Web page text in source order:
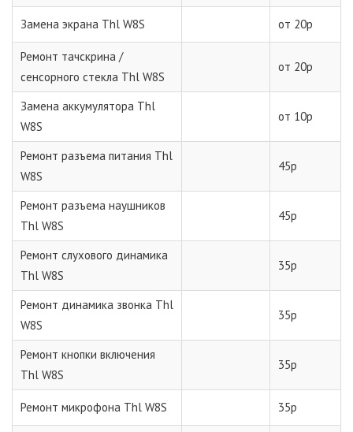
Замена экрана Thl W8S от 20р
Ремонт тачскрина /
сенсорного стекла Thl W8S
от 20р
Замена аккумулятора Thl
W8S
от 10р
Ремонт разъема питания Thl
W8S
45р
Ремонт разъема наушников
Thl W8S
45р
Ремонт слухового динамика
Thl W8S
35р
Ремонт динамика звонка Thl
W8S
35р
Ремонт кнопки включения
Thl W8S
35р
Ремонт микрофона Thl W8S 35р